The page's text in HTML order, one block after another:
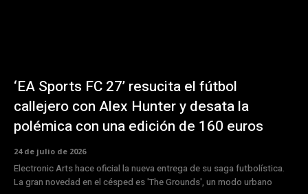
‘EA Sports FC 27’ resucita el fútbol
callejero con Alex Hunter y desata la
polémica con una edición de 160 euros
24 de julio de 2026
Electronic Arts hace oficial la nueva entrega de su saga futbolística.
La gran novedad en el césped es 'The Grounds', un modo urbano